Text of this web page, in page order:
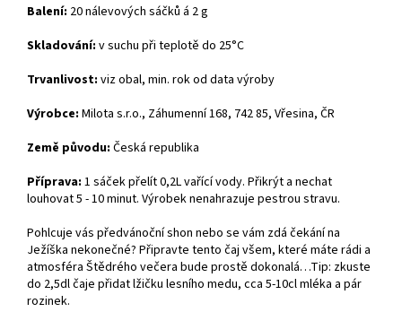
Balení: 20 nálevových sáčků á 2 g
Skladování: v suchu při teplotě do 25°C
Trvanlivost: viz obal, min. rok od data výroby
Výrobce: Milota s.r.o., Záhumenní 168, 742 85, Vřesina, ČR
Země původu: Česká republika
Příprava: 1 sáček přelít 0,2L vařící vody. Přikrýt a nechat
louhovat 5 - 10 minut. Výrobek nenahrazuje pestrou stravu.
Pohlcuje vás předvánoční shon nebo se vám zdá čekání na
Ježíška nekonečné? Připravte tento čaj všem, které máte rádi a
atmosféra Štědrého večera bude prostě dokonalá…Tip: zkuste
do 2,5dl čaje přidat lžičku lesního medu, cca 5-10cl mléka a pár
rozinek.